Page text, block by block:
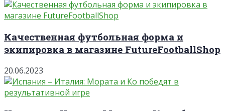
Качественная футбольная форма и
экипировка в магазине FutureFootballShop
20.06.2023